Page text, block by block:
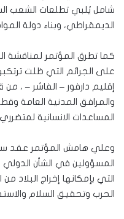
شامل يُلبي تطلعات الشعب
الديمقراطي، وبناء دولة
كما تطرق المؤتمر لمناقشة
على الجرائم التي ظلت
إقليم دارفور – الفاشر – ، من
والمرافق المدنية العامة
المساعدات الانسانية
وعلي هامش المؤتمر عقد
المسؤولين في الشأن الدولي
التي بإمكانها إخراج البلاد
الحرب وتحقيق السلام